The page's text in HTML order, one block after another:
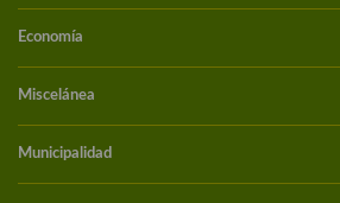
Economía
Miscelánea
Municipalidad